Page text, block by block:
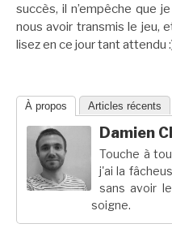
succès, il n’empêche que
nous avoir transmis le jeu,
lisez en ce jour tant attendu
À propos Articles récents
Damien
Touche à
j'ai la
sans avoir
soigne.